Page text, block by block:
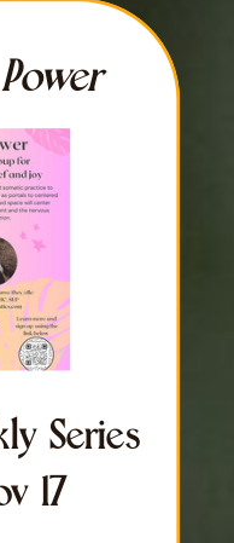
Series
29
Series
17